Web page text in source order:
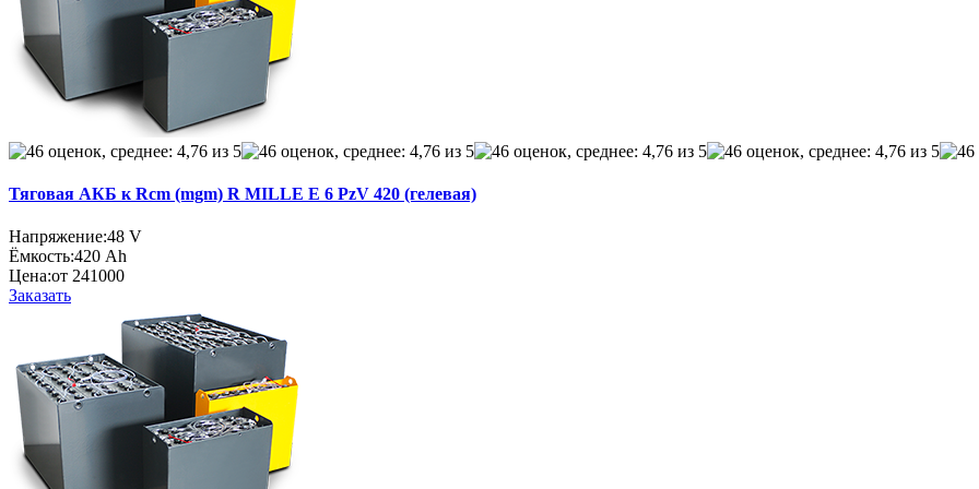
Тяговая АКБ к Rcm (mgm) R MILLE E 6 PzV 420 (гелевая)
Напряжение:48 V
Ёмкость:420 Ah
Цена:от 241000
Заказать